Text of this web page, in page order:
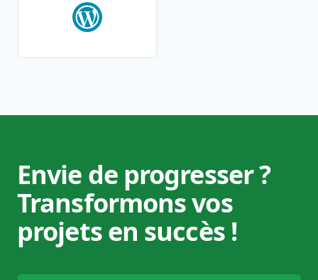
Envie de progresser ?
Transformons vos
projets en succès !